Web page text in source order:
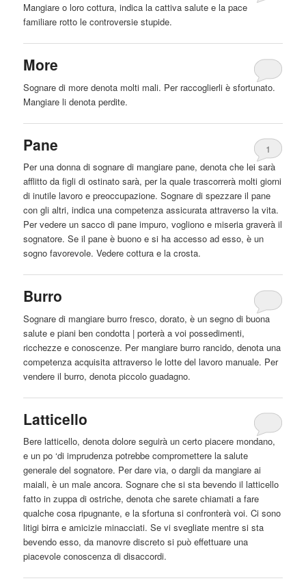
Mangiare o loro cottura, indica la cattiva salute e la pace
familiare rotto le controversie stupide.
More
Sognare di more denota molti mali. Per raccoglierli è sfortunato.
Mangiare li denota perdite.
Pane
1
Per una donna di sognare di mangiare pane, denota che lei sarà
afflitto da figli di ostinato sarà, per la quale trascorrerà molti giorni
di inutile lavoro e preoccupazione. Sognare di spezzare il pane
con gli altri, indica una competenza assicurata attraverso la vita.
Per vedere un sacco di pane impuro, vogliono e miseria graverà il
sognatore. Se il pane è buono e si ha accesso ad esso, è un
sogno favorevole. Vedere cottura e la crosta.
Burro
Sognare di mangiare burro fresco, dorato, è un segno di buona
salute e piani ben condotta | porterà a voi possedimenti,
ricchezze e conoscenze. Per mangiare burro rancido, denota una
competenza acquisita attraverso le lotte del lavoro manuale. Per
vendere il burro, denota piccolo guadagno.
Latticello
Bere latticello, denota dolore seguirà un certo piacere mondano,
e un po ‘di imprudenza potrebbe compromettere la salute
generale del sognatore. Per dare via, o dargli da mangiare ai
maiali, è un male ancora. Sognare che si sta bevendo il latticello
fatto in zuppa di ostriche, denota che sarete chiamati a fare
qualche cosa ripugnante, e la sfortuna si confronterà voi. Ci sono
litigi birra e amicizie minacciati. Se vi svegliate mentre si sta
bevendo esso, da manovre discreto si può effettuare una
piacevole conoscenza di disaccordi.